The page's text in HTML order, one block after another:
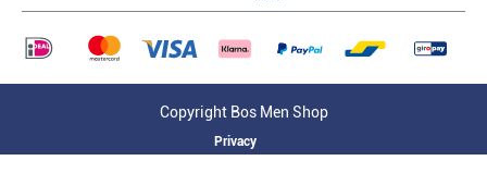
Copyright Bos Men Shop
Privacy